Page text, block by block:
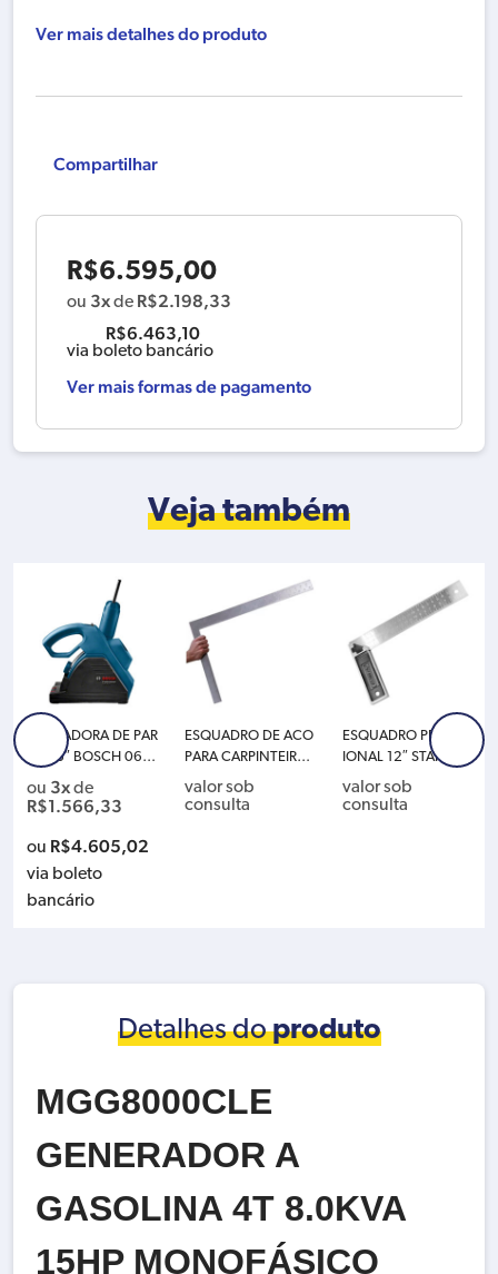
Ver mais detalhes do produto
Compartilhar
R$6.595,00
ou 3xde R$2.198,33
R$6.463,10
via boleto bancário
Ver mais formas de pagamento
Veja também
CORTADORA DE PAR
EDE 6″ BOSCH 0601
621714 GNF35CA 1
400W 220V
ou 3xde
R$1.566,33
ou R$4.605,02
via boleto
bancário
ESQUADRO DE ACO
PARA CARPINTEIRO
610X406MM STANL
EY 45-600
valor sob
consulta
ESQUADRO PROFISS
IONAL 12″ STANLEY
46536
valor sob
consulta
Detalhes doproduto
MGG8000CLE
GENERADOR A
GASOLINA 4T 8.0KVA
15HP MONOFÁSICO